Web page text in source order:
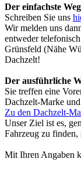
Der einfachste
Schreiben Sie uns
Wir melden uns
entweder
Grünsfeld (Nähe
Dachzelt!
Der ausführliche
Sie treffen eine
Dachzelt-Marke
Zu den Dachzelt-
Unser Ziel ist es,
Fahrzeug zu finden,
Mit Ihren Angaben